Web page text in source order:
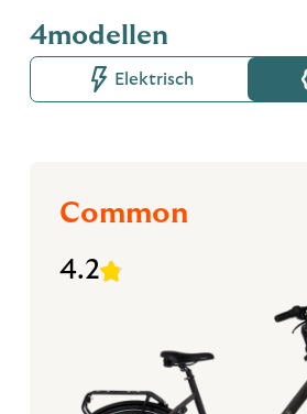
4modellen
Elektrisch
Common
4.2